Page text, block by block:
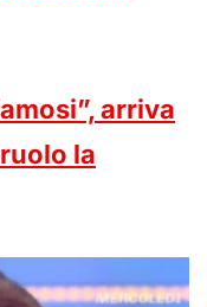
arriva
la